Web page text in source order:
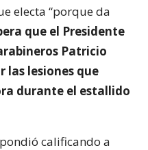
electa “porque da
que el Presidente
Patricio
las lesiones que
durante el estallido
calificando a